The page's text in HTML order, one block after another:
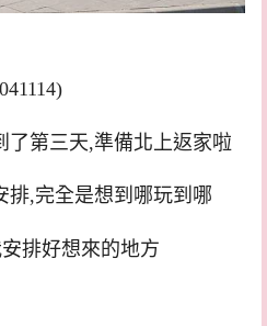
了第三天,準備北上返家啦
排,完全是想到哪玩到哪
排好想來的地方